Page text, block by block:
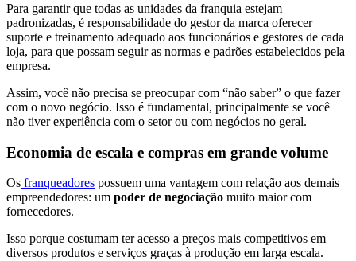
Para garantir que todas as unidades da franquia estejam
padronizadas, é responsabilidade do gestor da marca oferecer
suporte e treinamento adequado aos funcionários e gestores de cada
loja, para que possam seguir as normas e padrões estabelecidos pela
empresa.
Assim, você não precisa se preocupar com “não saber” o que fazer
com o novo negócio. Isso é fundamental, principalmente se você
não tiver experiência com o setor ou com negócios no geral.
Economia de escala e compras em grande volume
Os franqueadores possuem uma vantagem com relação aos demais
empreendedores: um poder de negociação muito maior com
fornecedores.
Isso porque costumam ter acesso a preços mais competitivos em
diversos produtos e serviços graças à produção em larga escala.